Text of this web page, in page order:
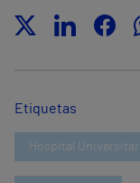
Etiquetas
Hospital